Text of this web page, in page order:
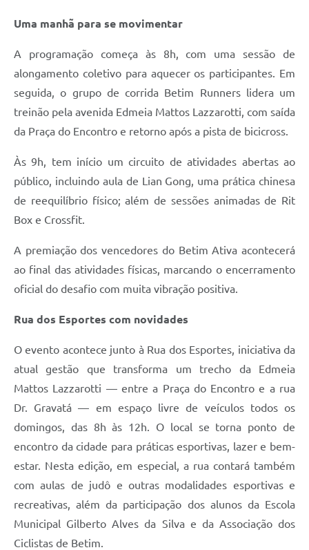
Uma manhã para se movimentar
A programação começa às 8h, com uma sessão de
alongamento coletivo para aquecer os participantes. Em
seguida, o grupo de corrida Betim Runners lidera um
treinão pela avenida Edmeia Mattos Lazzarotti, com saída
da Praça do Encontro e retorno após a pista de bicicross.
Às 9h, tem início um circuito de atividades abertas ao
público, incluindo aula de Lian Gong, uma prática chinesa
de reequilíbrio físico; além de sessões animadas de Rit
Box e Crossfit.
A premiação dos vencedores do Betim Ativa acontecerá
ao final das atividades físicas, marcando o encerramento
oficial do desafio com muita vibração positiva.
Rua dos Esportes com novidades
O evento acontece junto à Rua dos Esportes, iniciativa da
atual gestão que transforma um trecho da Edmeia
Mattos Lazzarotti — entre a Praça do Encontro e a rua
Dr. Gravatá — em espaço livre de veículos todos os
domingos, das 8h às 12h. O local se torna ponto de
encontro da cidade para práticas esportivas, lazer e bem-
estar. Nesta edição, em especial, a rua contará também
com aulas de judô e outras modalidades esportivas e
recreativas, além da participação dos alunos da Escola
Municipal Gilberto Alves da Silva e da Associação dos
Ciclistas de Betim.